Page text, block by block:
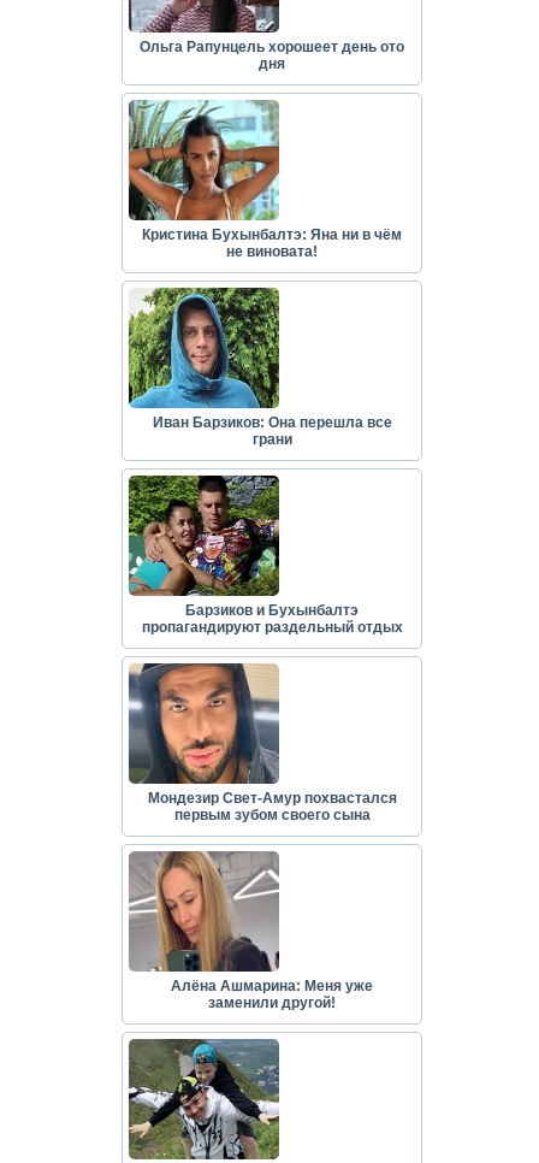
Ольга Рапунцель хорошеет день ото
дня
Кристина Бухынбалтэ: Яна ни в чём
не виновата!
Иван Барзиков: Она перешла все
грани
Барзиков и Бухынбалтэ
пропагандируют раздельный отдых
Мондезир Свет-Амур похвастался
первым зубом своего сына
Алёна Ашмарина: Меня уже
заменили другой!